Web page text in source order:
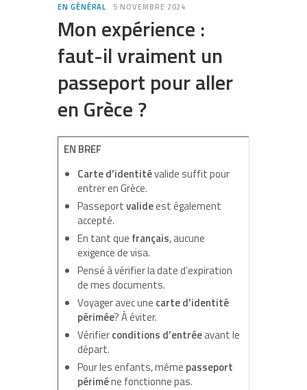
EN GÉNÉRAL 5 NOVEMBRE 2024
Mon expérience :
faut-il vraiment un
passeport pour aller
en Grèce ?
EN BREF
Carte d’identitévalide suffit pour
entrer en Grèce.
Passeportvalideest également
accepté.
En tant que français, aucune
exigence de visa.
Pensé à vérifier la date d’expiration
de mes documents.
Voyager avec une carte d’identité
périmée? À éviter.
Vérifierconditions d’entréeavant le
départ.
Pour les enfants, même passeport
périméne fonctionne pas.